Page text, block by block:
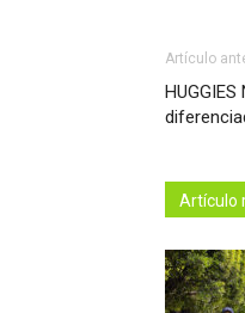
Artículo
Artículo